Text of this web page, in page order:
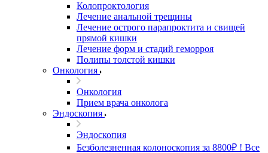
Колопроктология
Лечение анальной трещины
Лечение острого парапроктита и свищей
прямой кишки
Лечение форм и стадий геморроя
Полипы толстой кишки
Онкология
Онкология
Прием врача онколога
Эндоскопия
Эндоскопия
Безболезненная колоноскопия за 8800₽ ! Все